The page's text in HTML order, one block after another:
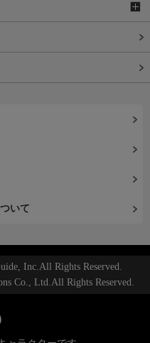
いて
Inc.All Rights Reserved.
Co., Ltd.All Rights Reserved.